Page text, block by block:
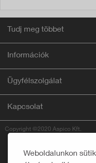
Weboldalunkon
Tudj meg többet
Információk
Ügyfélszolgálat
Kapcsolat
Copyright ©2020 Aspico Kft.